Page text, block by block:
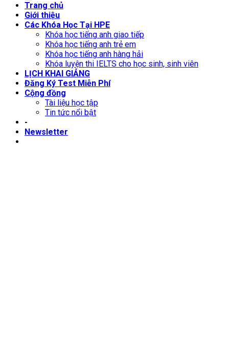
Trang chủ
Giới thiệu
Các Khóa Học Tại HPE
Khóa học tiếng anh giao tiếp
Khóa học tiếng anh trẻ em
Khóa học tiếng anh hàng hải
Khóa luyện thi IELTS cho học sinh, sinh viên
LỊCH KHAI GIẢNG
Đăng Ký Test Miễn Phí
Cộng đồng
Tài liệu học tập
Tin tức nổi bật
-
Newsletter